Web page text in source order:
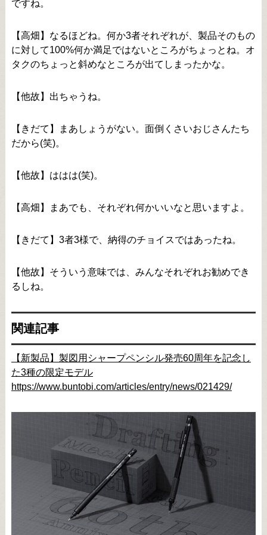
ですね。
【高畑】なるほどね。何か3者それぞれが、製品そのもの
に対して100%何か満足ではないところがちょっとね。オ
タクのちょっと斜めなところが出てしまったかな。
【他故】出ちゃうね。
【きだて】まあしょうがない。面倒くさいおじさんたち
だから(笑)。
【他故】ははは(笑)。
【高畑】まあでも、それぞれ何かいいなと思いますよ。
【きだて】3者3様で、納得のチョイスではあったね。
【他故】そういう意味では、みんなそれぞれお勧めでき
るしね。
関連記事
【新製品】製図用シャープペンシル発売60周年を記念し
た3種の限定モデル
https://www.buntobi.com/articles/entry/news/021429/